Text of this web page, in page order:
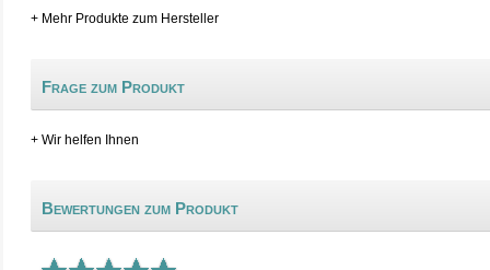
+ Mehr Produkte zum Hersteller
Frage zum Produkt
+ Wir helfen Ihnen
Bewertungen zum Produkt